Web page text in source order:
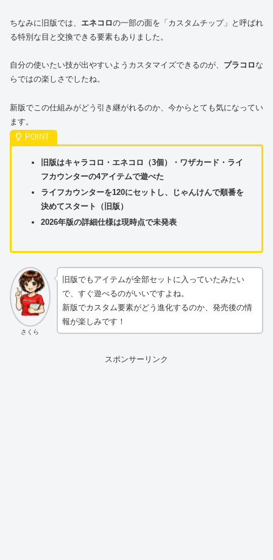
ちなみに旧版では、 エネコロの一部の面を「カスタムチップ」と呼ばれ
る特別な目と交換できる要素もありました。
自分の使いたい技が出やすいようカスタマイズできるのが、 プラコロ な
らではの楽しさでしたね。
新版でこの仕組みがどう引き継がれるのか、今からとても気になってい
ます。
旧版はキャラコロ・エネコロ（3個）・ワザカード・ライ
フカウンターの4アイテムで遊べた
ライフカウンターを120にセットし、じゃんけんで順番を
決めてスタート（旧版）
2026年版の詳細仕様は現時点で未発表
さくら
旧版でもアイテムが全部セットに入っていたみたい
で、すぐ遊べるのがいいですよね。
新版でカスタム要素がどう進化するのか、発売後の情
報が楽しみです！
スポンサーリンク